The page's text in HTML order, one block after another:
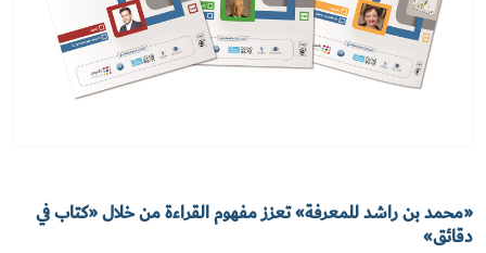
«محمد بن راشد للمعرفة» تعزز مفهوم القراءة من خلال «كتاب في
دقائق»